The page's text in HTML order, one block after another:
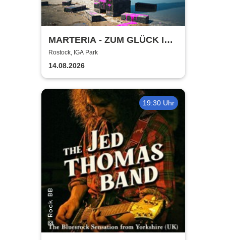
MARTERIA - ZUM GLÜCK IN
DIE ZUKUNFT TOUR 2026
Rostock, IGA Park
14.08.2026
19:30 Uhr